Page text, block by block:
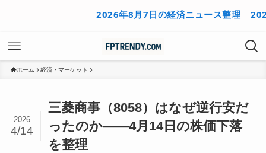
2026年8月7日の経済ニュース整理 2026年8
ホーム 経済・マーケット
三菱商事（8058）はなぜ逆行安だ
ったのか――4月14日の株価下落
を整理
2026
4/14